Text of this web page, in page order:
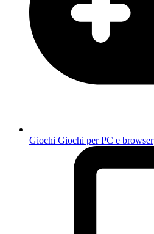
Giochi Giochi per PC e browser